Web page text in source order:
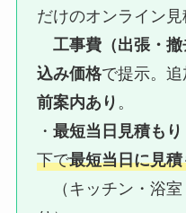
だけのオンライン見
工事費（出張・撤
込み価格で提示。
前案内あり 。
・最短当日見積もり
下で最短当日に見
（キッチン・浴室